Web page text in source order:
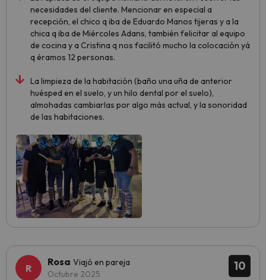
necesidades del cliente. Mencionar en especial a
recepción, el chico q iba de Eduardo Manos tijeras y a la
chica q iba de Miércoles Adans, también felicitar al equipo
de cocina y a Cristina q nos facilitó mucho la colocación yá
q éramos 12 personas.
La limpieza de la habitación (baño una uña de anterior
huésped en el suelo, y un hilo dental por el suelo),
almohadas cambiarlas por algo más actual, y la sonoridad
de las habitaciones.
10
Rosa Viajó en pareja
Octubre 2025